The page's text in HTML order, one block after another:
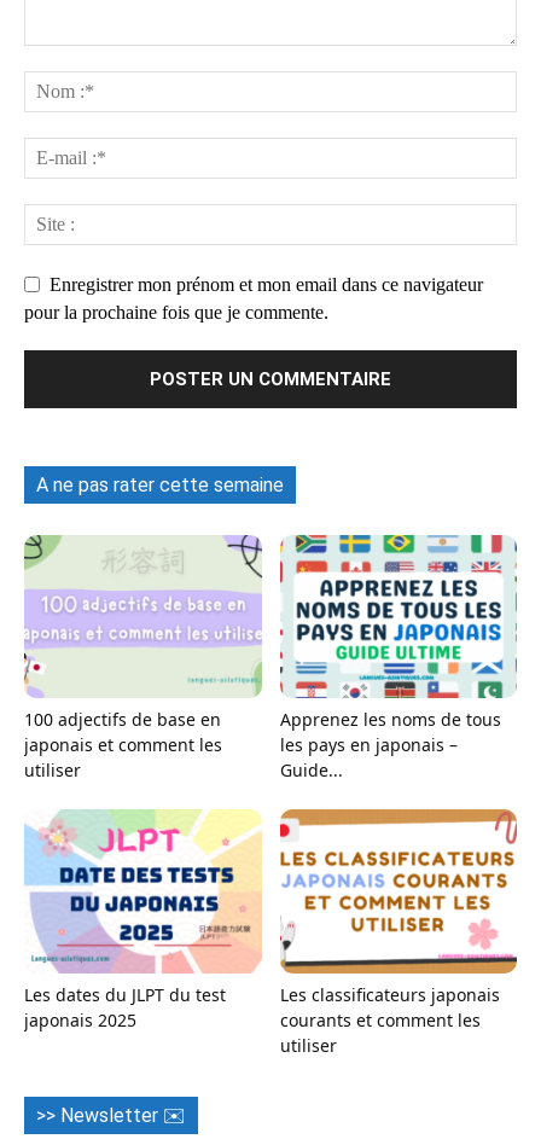
Enregistrer mon prénom et mon email dans ce navigateur
pour la prochaine fois que je commente.
A ne pas rater cette semaine
100 adjectifs de base en
japonais et comment les
utiliser
Apprenez les noms de tous
les pays en japonais –
Guide...
Les dates du JLPT du test
japonais 2025
Les classificateurs japonais
courants et comment les
utiliser
>> Newsletter ✉️